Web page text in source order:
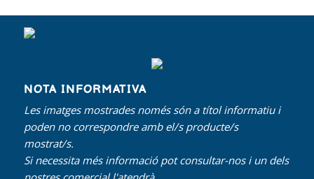
NOTA INFORMATIVA
Les imatges mostrades només són a títol informatiu i
poden no correspondre amb el/s producte/s
mostrat/s.
Si necessita més informació pot consultar-nos i un dels